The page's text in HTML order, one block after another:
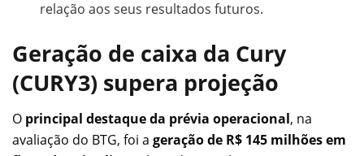
relação aos seus resultados futuros.
Geração de caixa da Cury
(CURY3) supera projeção
O principal destaque da prévia operacional, na
avaliação do BTG, foi a geração de R$ 145 milhões em